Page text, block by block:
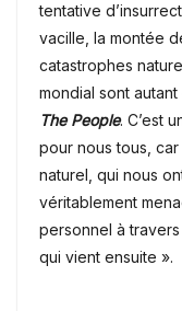
tentative
vacille, la montée
catastrophes
mondial sont
The People. C’est
pour nous tous,
naturel, qui nous
véritablement
personnel à
qui vient ensuite ».